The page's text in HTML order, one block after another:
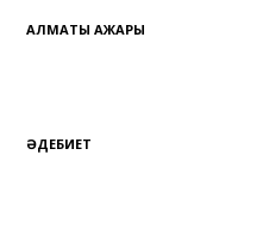
АЛМАТЫ АЖАРЫ
ӘДЕБИЕТ